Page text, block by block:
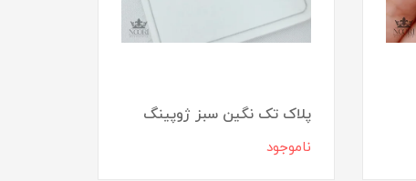
پلاک تک نگین سبز ژوپینگ
ناموجود